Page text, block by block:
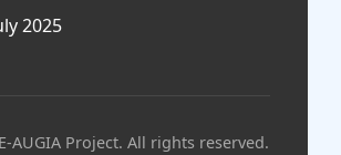
2025
AUGIA Project. All rights reserved.